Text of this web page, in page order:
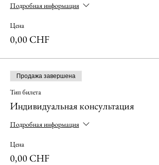
Подробная информация
Цена
0,00 CHF
Продажа завершена
Тип билета
Индивидуальная консультация
Подробная информация
Цена
0,00 CHF